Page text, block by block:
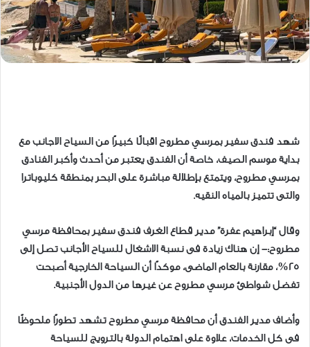
شهد فندق سفير بمرسي مطروح اقبالًا كبيرًا من السياح الاجانب مع
بداية موسم الصيف، خاصة أن الفندق يعتبر من أحدث وأكبر الفنادق
بمرسي مطروح، ويتمتع بإطلالة مباشرة على البحر بمنطقة كليوباترا
والتى تتميز بالمياه النقيه.
وقال “إبراهيم عفرة” مدير قطاع الغرف فندق سفير بمحافظة مرسي
مطروح:- إن هناك زيادة فى نسبة الاشغال للسياح الأجانب تصل إلى
25%، مقارنة بالعام الماضى، موكدًا أن السياحة الخارجية أصبحت
تفضل شواطئ مرسي مطروح عن غيرها من الدول الأجنبية.
وأضاف مدير الفندق أن محافظة مرسي مطروح تشهد تطورًا ملحوظًا
فى كل الخدمات، علاوة على اهتمام الدولة بالترويج للسياحة